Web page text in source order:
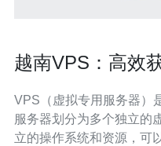
越南VPS：高效
VPS（虚拟专用服务器）
服务器划分为多个独立的
立的操作系统和资源，可